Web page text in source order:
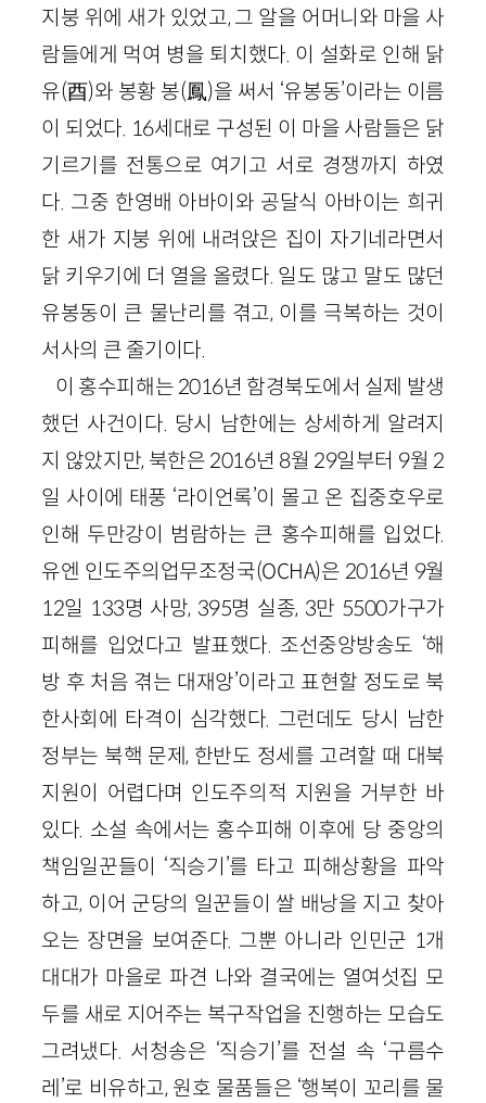
지붕 위에 새가 있었고, 그 알을 어머니와 마을 사
람들에게 먹여 병을 퇴치했다. 이 설화로 인해 닭
유(酉)와 봉황 봉(鳳)을 써서 ‘유봉동’이라는 이름
이 되었다. 16세대로 구성된 이 마을 사람들은 닭
기르기를 전통으로 여기고 서로 경쟁까지 하였
다. 그중 한영배 아바이와 공달식 아바이는 희귀
한 새가 지붕 위에 내려앉은 집이 자기네라면서
닭 키우기에 더 열을 올렸다. 일도 많고 말도 많던
유봉동이 큰 물난리를 겪고, 이를 극복하는 것이
서사의 큰 줄기이다.
이 홍수피해는 2016년 함경북도에서 실제 발생
했던 사건이다. 당시 남한에는 상세하게 알려지
지 않았지만, 북한은 2016년 8월 29일부터 9월 2
일 사이에 태풍 ‘라이언록’이 몰고 온 집중호우로
인해 두만강이 범람하는 큰 홍수피해를 입었다.
유엔 인도주의업무조정국(OCHA)은 2016년 9월
12일 133명 사망, 395명 실종, 3만 5500가구가
피해를 입었다고 발표했다. 조선중앙방송도 ‘해
방 후 처음 겪는 대재앙’이라고 표현할 정도로 북
한사회에 타격이 심각했다. 그런데도 당시 남한
정부는 북핵 문제, 한반도 정세를 고려할 때 대북
지원이 어렵다며 인도주의적 지원을 거부한 바
있다. 소설 속에서는 홍수피해 이후에 당 중앙의
책임일꾼들이 ‘직승기’를 타고 피해상황을 파악
하고, 이어 군당의 일꾼들이 쌀 배낭을 지고 찾아
오는 장면을 보여준다. 그뿐 아니라 인민군 1개
대대가 마을로 파견 나와 결국에는 열여섯집 모
두를 새로 지어주는 복구작업을 진행하는 모습도
그려냈다. 서청송은 ‘직승기’를 전설 속 ‘구름수
레’로 비유하고, 원호 물품들은 ‘행복이 꼬리를 물